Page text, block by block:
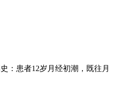
：患者12岁月经初潮，既往月